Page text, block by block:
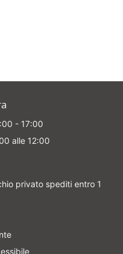
- 17:00
alle 12:00
privato spediti entro 1